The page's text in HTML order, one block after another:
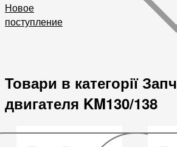
Новое
поступление
Товари в категорії
двигателя KM130/138